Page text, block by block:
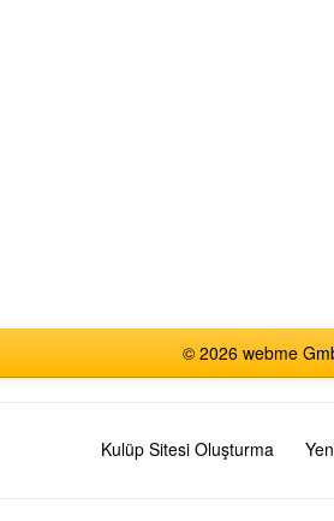
© 2026 webme
Kulüp Sitesi Oluşturma